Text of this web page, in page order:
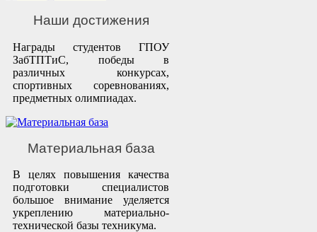
Наши достижения
Награды студентов ГПОУ
ЗабТПТиС, победы в
различных конкурсах,
спортивных соревнованиях,
предметных олимпиадах.
Материальная база
В целях повышения качества
подготовки специалистов
большое внимание уделяется
укреплению материально-
технической базы техникума.